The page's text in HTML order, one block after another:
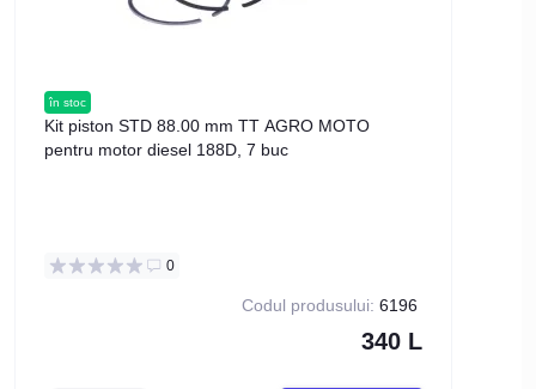
în stoc
Kit piston STD 88.00 mm TT AGRO MOTO
pentru motor diesel 188D, 7 buc
0
Codul produsului: 6196
340 L